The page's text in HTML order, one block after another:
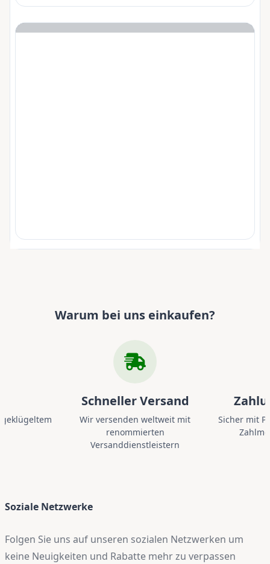
Warum bei uns einkaufen?
Schneller Versand
Wir versenden weltweit mit
renommierten
Versanddienstleistern
Sicher mit
Soziale Netzwerke
Folgen Sie uns auf unseren sozialen Netzwerken um
keine Neuigkeiten und Rabatte mehr zu verpassen